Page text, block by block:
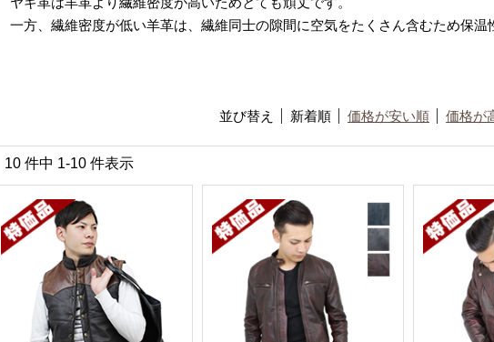
一方、繊維密度が低い羊革は、繊維同士の隙間に空気をたくさん含むため保温
並び替え 新着順 価格が安い順 価格が
10 件中 1-10 件表示